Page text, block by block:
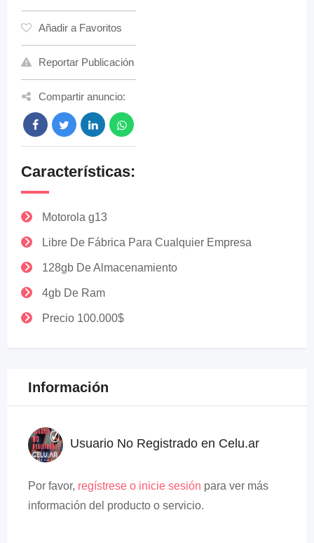
Añadir a Favoritos
Reportar Publicación
Compartir anuncio:
Características:
Motorola g13
Libre De Fábrica Para Cualquier Empresa
128gb De Almacenamiento
4gb De Ram
Precio 100.000$
Información
Usuario No Registrado en Celu.ar
Por favor, regístrese o inicie sesión para ver más
información del producto o servicio.